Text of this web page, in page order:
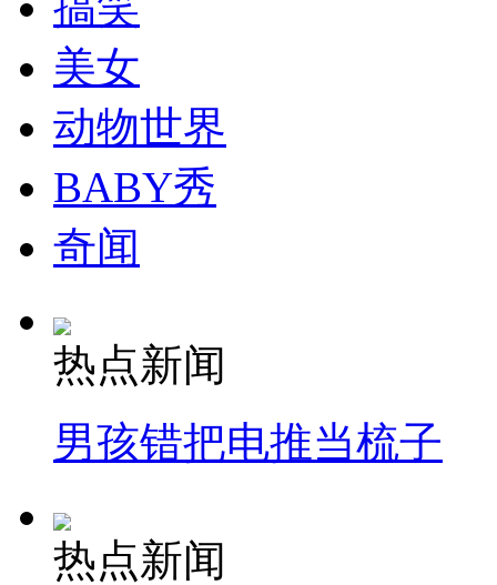
美女
动物世界
BABY秀
奇闻
热点新闻
男孩错把电推当梳子
热点新闻